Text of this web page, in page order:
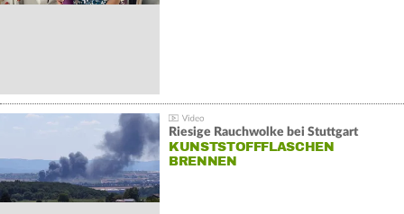
Riesige Rauchwolke bei Stuttgart
KUNSTSTOFFFLASCHEN
BRENNEN